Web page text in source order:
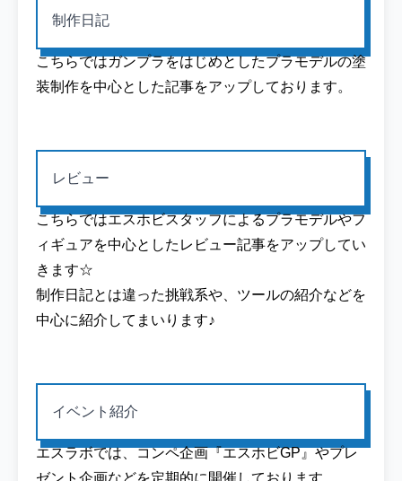
制作日記
こちらではガンプラをはじめとしたプラモデルの塗
装制作を中心とした記事をアップしております。
レビュー
こちらではエスホビスタッフによるプラモデルやフ
ィギュアを中心としたレビュー記事をアップしてい
きます☆
制作日記とは違った挑戦系や、ツールの紹介などを
中心に紹介してまいります♪
イベント紹介
エスラボでは、コンペ企画『エスホビGP』やプレ
ゼント企画などを定期的に開催しております。